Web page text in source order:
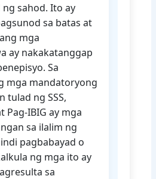
sahod. Ito ay
sa batas at
mga
ay nakakatanggap
Sa
mga mandatoryong
tulad ng SSS,
Pag-IBIG ay mga
sa ilalim ng
pagbabayad o
ng mga ito ay
sa